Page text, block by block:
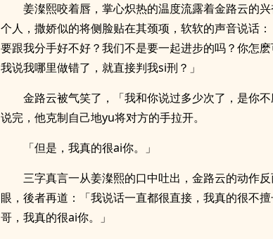
姜澯熙咬着唇，掌心炽热的温度流露着金路云的
个人，撒娇似的将侧脸贴在其颈项，软软的声音说话
要跟我分手好不好？我们不是要一起进步的吗？你怎
我说我哪里做错了，就直接判我si刑？」
金路云被气笑了，「我和你说过多少次了，是你
说完，他克制自己地yu将对方的手拉开。
「但是，我真的很ai你。」
三字真言一从姜澯熙的口中吐出，金路云的动作
眼，後者再道：「我说话一直都很直接，我真的很不
哥，我真的很ai你。」